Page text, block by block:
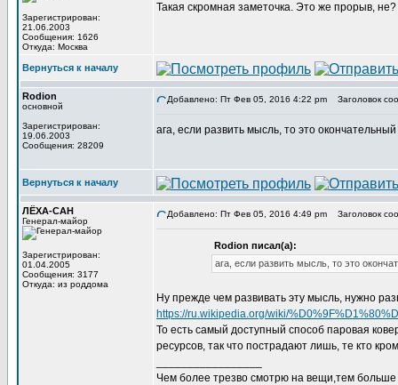
Зарегистрирован:
21.06.2003
Сообщения: 1626
Откуда: Москва
Такая скромная заметочка. Это же прорыв,
Вернуться к началу
Rodion
основной
Зарегистрирован:
19.06.2003
Сообщения: 28209
Добавлено: Пт Фев 05, 2016 4:22 pm Заголовок
ага, если развить мысль, то это
Вернуться к началу
ЛЁХА-САН
Генерал-майор
Зарегистрирован:
01.04.2005
Сообщения: 3177
Откуда: из роддома
Добавлено: Пт Фев 05, 2016 4:49 pm Заголовок
Rodion писал(а):
ага, если развить мысль, то это
Ну прежде чем развивать эту мысль, нужно
https://ru.wikipedia.org/wiki/
То есть самый доступный способ паровая
ресурсов, так что пострадают лишь, те кто
Чем более трезво смотрю на вещи,тем больше